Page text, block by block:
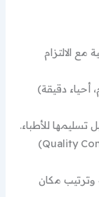
الالتزام
أحياء دقيقة)
تسليمها للأطباء.
الالتزام التام ببروتوكولات ضبط الجودة (Quality Control)
وترتيب مكان